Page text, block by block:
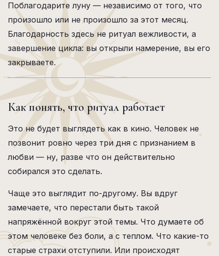
Поблагодарите луну — независимо от того, что
произошло или не произошло за этот месяц.
Благодарность здесь не ритуал вежливости, а
завершение цикла: вы открыли намерение, вы его
закрываете.
Как понять, что ритуал работает
Это не будет выглядеть как в кино. Человек не
позвонит ровно через три дня с признанием в
любви — ну, разве что он действительно
собирался это сделать.
Чаще это выглядит по-другому. Вы вдруг
замечаете, что перестали быть такой
напряжённой вокруг этой темы. Что думаете об
этом человеке без боли, а с теплом. Что какие-то
старые страхи отступили. Или происходят